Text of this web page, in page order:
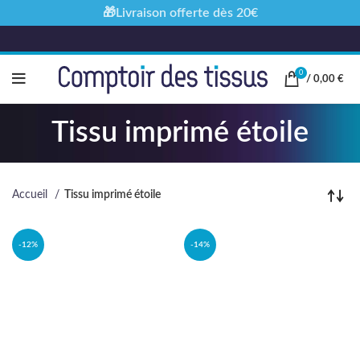
0
/ 0,00 €
Tissu imprimé étoile
Accueil Tissu imprimé étoile
-12% -14%
🎁Livraison offerte dès 20€